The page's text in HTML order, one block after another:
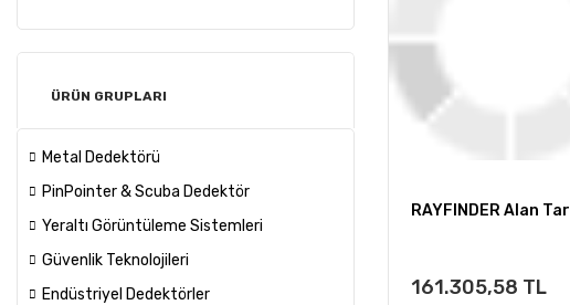
ÜRÜN GRUPLARI
Metal Dedektörü
PinPointer & Scuba Dedektör
Yeraltı Görüntüleme Sistemleri
Güvenlik Teknolojileri
Endüstriyel Dedektörler
RAYFINDER Alan
161.305,58 TL